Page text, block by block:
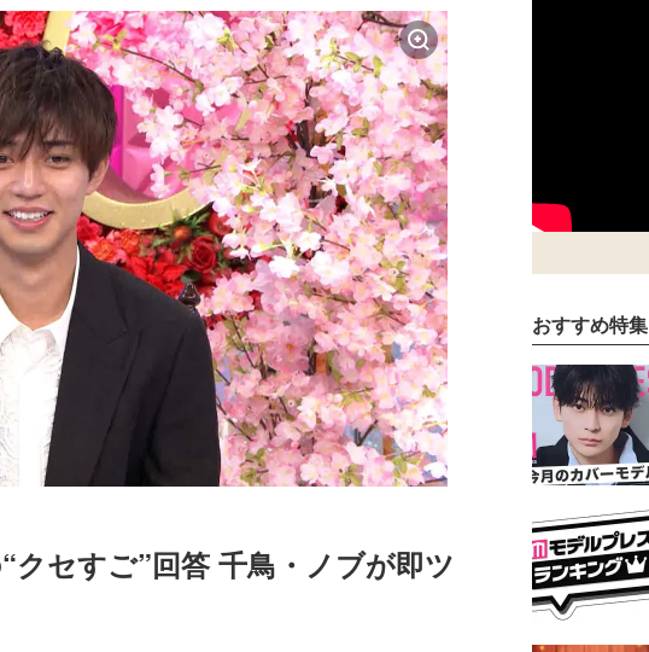
セすご”回答 千鳥・ノブが即ツ
おすすめ特集